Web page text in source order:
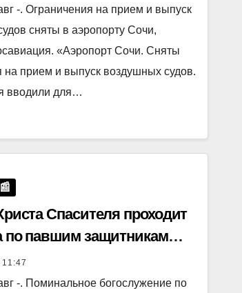
-. Ограничения на прием и выпуск
сняты в аэропорту Сочи,
«Аэропорт Сочи. Сняты
на прием и выпуск воздушных судов.
вводили для…
Спасителя проходит
по павшим защитникам
-. Поминальное богослужение по